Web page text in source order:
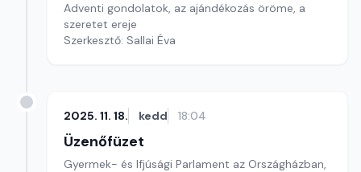
Adventi gondolatok, az ajándékozás öröme, a
szeretet ereje
Szerkesztő: Sallai Éva
2025. 11. 18. kedd 18:04
Üzenőfüzet
Gyermek- és Ifjúsági Parlament az Országházban,